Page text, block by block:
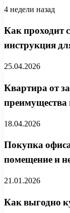
4 недели назад
Как проходит
инструкция
25.04.2026
Квартира от
18.04.2026
Покупка
помещение и
21.01.2026
Как выгодно